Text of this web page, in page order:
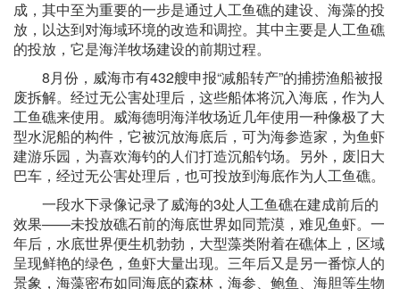
成，其中至为重要的一步是通过人工鱼礁的建设、海藻的投
放，以达到对海域环境的改造和调控。其中主要是人工鱼礁
的投放，它是海洋牧场建设的前期过程。
8月份，威海市有432艘申报“减船转产”的捕捞渔船被报
废拆解。经过无公害处理后，这些船体将沉入海底，作为人
工鱼礁来使用。威海德明海洋牧场近几年使用一种像极了大
型水泥船的构件，它被沉放海底后，可为海参造家，为鱼虾
建游乐园，为喜欢海钓的人们打造沉船钓场。另外，废旧大
巴车，经过无公害处理后，也可投放到海底作为人工鱼礁。
一段水下录像记录了威海的3处人工鱼礁在建成前后的
效果——未投放礁石前的海底世界如同荒漠，难见鱼虾。一
年后，水底世界便生机勃勃，大型藻类附着在礁体上，区域
呈现鲜艳的绿色，鱼虾大量出现。三年后又是另一番惊人的
景象，海藻密布如同海底的森林，海参、鲍鱼、海胆等生物